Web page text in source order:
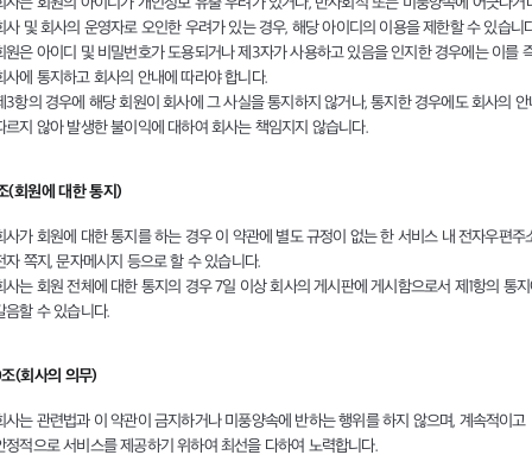
사 및 회사의 운영자로 오인한 우려가 있는 경우, 해당 아이디의 이용을 제한할 수 있습니
원은 아이디 및 비밀번호가 도용되거나 제3자가 사용하고 있음을 인지한 경우에는 이를
사에 통지하고 회사의 안내에 따라야 합니다.
3항의 경우에 해당 회원이 회사에 그 사실을 통지하지 않거나, 통지한 경우에도 회사의 안
르지 않아 발생한 불이익에 대하여 회사는 책임지지 않습니다.
(회원에 대한 통지)
사가 회원에 대한 통지를 하는 경우 이 약관에 별도 규정이 없는 한 서비스 내 전자우편주
자 쪽지, 문자메시지 등으로 할 수 있습니다.
사는 회원 전체에 대한 통지의 경우 7일 이상 회사의 게시판에 게시함으로서 제1항의 통지
음할 수 있습니다.
(회사의 의무)
사는 관련법과 이 약관이 금지하거나 미풍양속에 반하는 행위를 하지 않으며, 계속적이고
정적으로 서비스를 제공하기 위하여 최선을 다하여 노력합니다.